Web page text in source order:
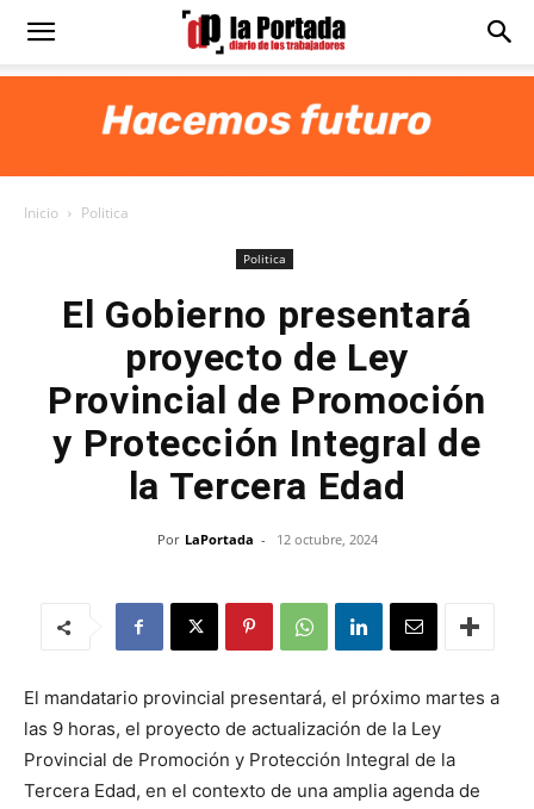
Diario
Inicio Politica
Politica
El Gobierno presentará
proyecto de Ley
Provincial de Promoción
y Protección Integral de
la Tercera Edad
Por LaPortada - 12 octubre, 2024
El mandatario provincial presentará, el próximo martes a
las 9 horas, el proyecto de actualización de la Ley
Provincial de Promoción y Protección Integral de la
Tercera Edad, en el contexto de una amplia agenda de